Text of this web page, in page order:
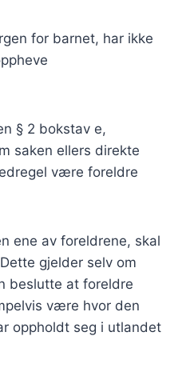
for barnet, har ikke
§ 2 bokstav e,
saken ellers direkte
være foreldre
ene av foreldrene, skal
gjelder selv om
beslutte at foreldre
være hvor den
oppholdt seg i utlandet